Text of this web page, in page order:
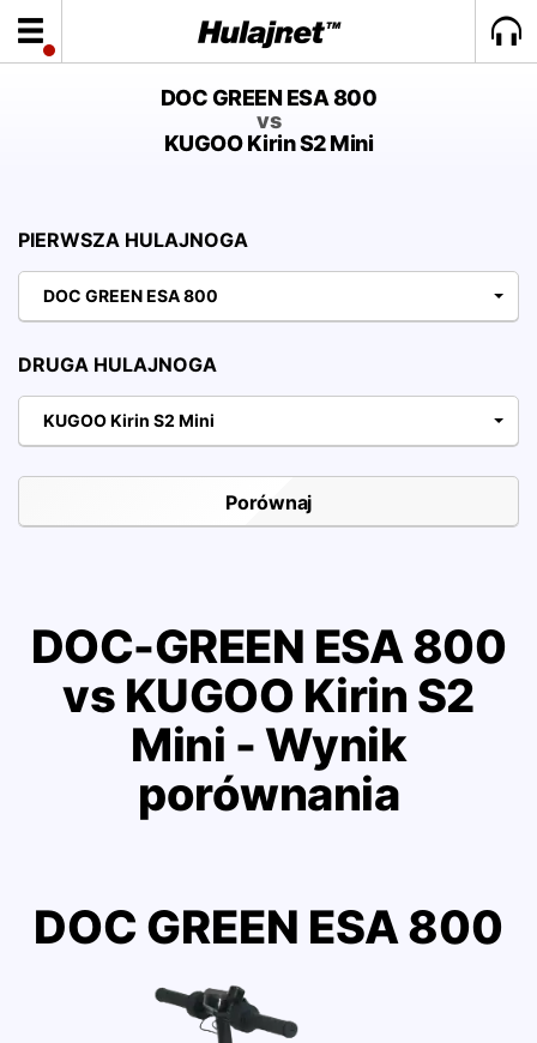
DOC GREEN ESA 800
vs
KUGOO Kirin S2 Mini
PIERWSZA HULAJNOGA
DOC GREEN ESA 800
DRUGA HULAJNOGA
KUGOO Kirin S2 Mini
DOC-GREEN ESA 800
vs KUGOO Kirin S2
Mini - Wynik
porównania
DOC GREEN ESA 800